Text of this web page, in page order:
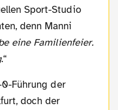
Sport-Studio
denn Manni
eine Familienfeier.
“
doch der